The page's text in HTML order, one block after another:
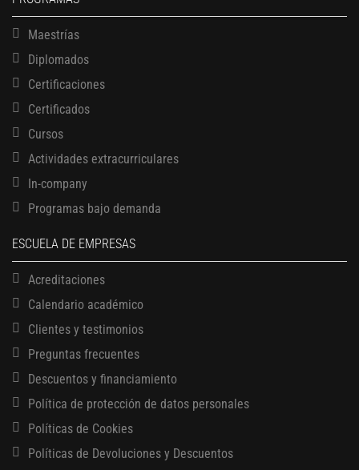
Maestrías
Diplomados
Certificaciones
Certificados
Cursos
Actividades extracurriculares
In-company
Programas bajo demanda
ESCUELA DE EMPRESAS
Acreditaciones
Calendario académico
Clientes y testimonios
Preguntas frecuentes
Descuentos y financiamiento
Política de protección de datos personales
Políticas de Cookies
Políticas de Devoluciones y Descuentos
13 AGOSTO, 2026
Finanzas para no financieros